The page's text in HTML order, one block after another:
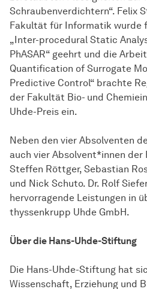
Schraubenverdichtern“. Felix
Fakultät für Informatik wurde
„Inter-procedural Static
PhASAR“ geehrt und die
Quantification of Surrogate
Predictive Control“ brachte
der Fakultät Bio- und
Uhde-Preis ein.
Neben den vier Absolventen
auch vier Absolvent*innen der
Steffen Röttger, Sebastian
und Nick Schuto. Dr. Rolf
hervorragende Leistungen in
thyssenkrupp Uhde GmbH.
Über die Hans-Uhde-Stiftung
Die Hans-Uhde-Stiftung hat
Wissenschaft, Erziehung und